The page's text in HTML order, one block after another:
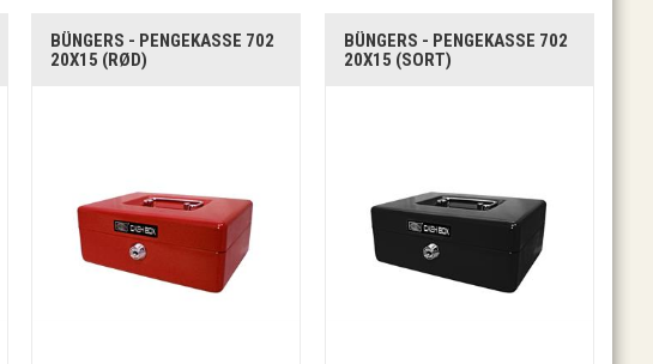
BÜNGERS - PENGEKASSE 702
20X15 (RØD)
BÜNGERS - PENGEKASSE 702
20X15 (SORT)